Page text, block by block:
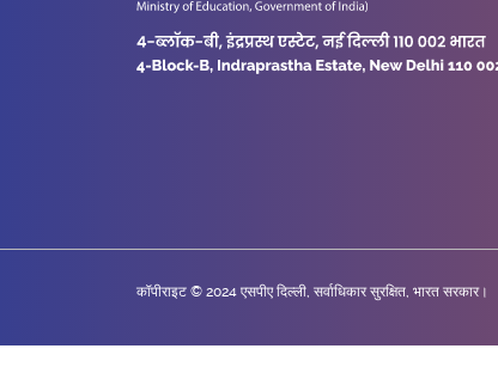
कॉपीराइट © 2024 एसपीए दिल्ली, सर्वाधिकार सुरक्षित, भारत सरकार।